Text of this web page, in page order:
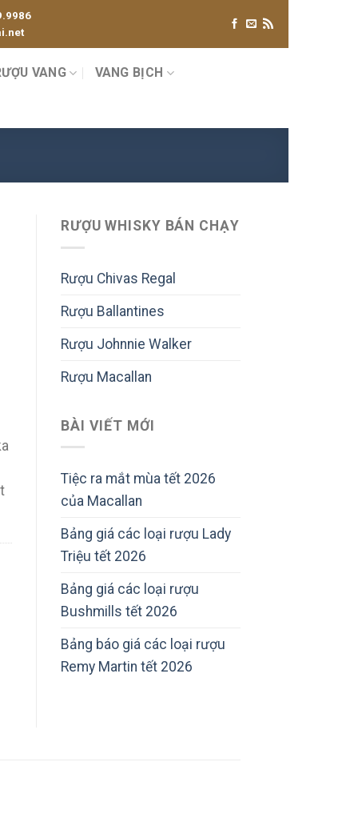
VANG VANG BỊCH
RƯỢU WHISKY BÁN CHẠY
Rượu Chivas Regal
Rượu Ballantines
Rượu Johnnie Walker
Rượu Macallan
BÀI VIẾT MỚI
Tiệc ra mắt mùa tết 2026
của Macallan
Bảng giá các loại rượu Lady
Triệu tết 2026
Bảng giá các loại rượu
Bushmills tết 2026
Bảng báo giá các loại rượu
Remy Martin tết 2026